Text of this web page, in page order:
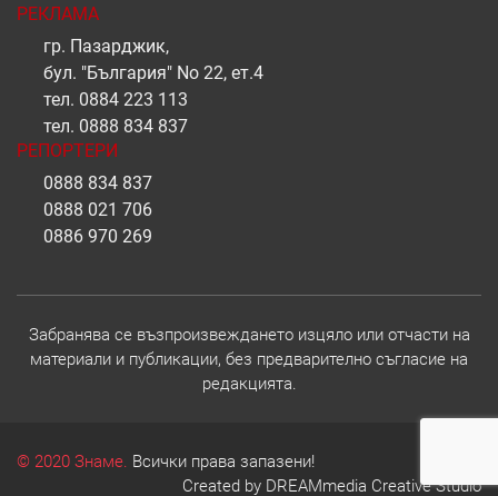
РЕКЛАМА
гр. Пазарджик,
бул. "България" No 22, ет.4
тел. 0884 223 113
тел. 0888 834 837
РЕПОРТЕРИ
0888 834 837
0888 021 706
0886 970 269
Забранява се възпроизвеждането изцяло или отчасти на
материали и публикации, без предварително съгласие на
редакцията.
© 2020 Знаме. Всички права запазени!
Created by DREAMmedia Creative Studio